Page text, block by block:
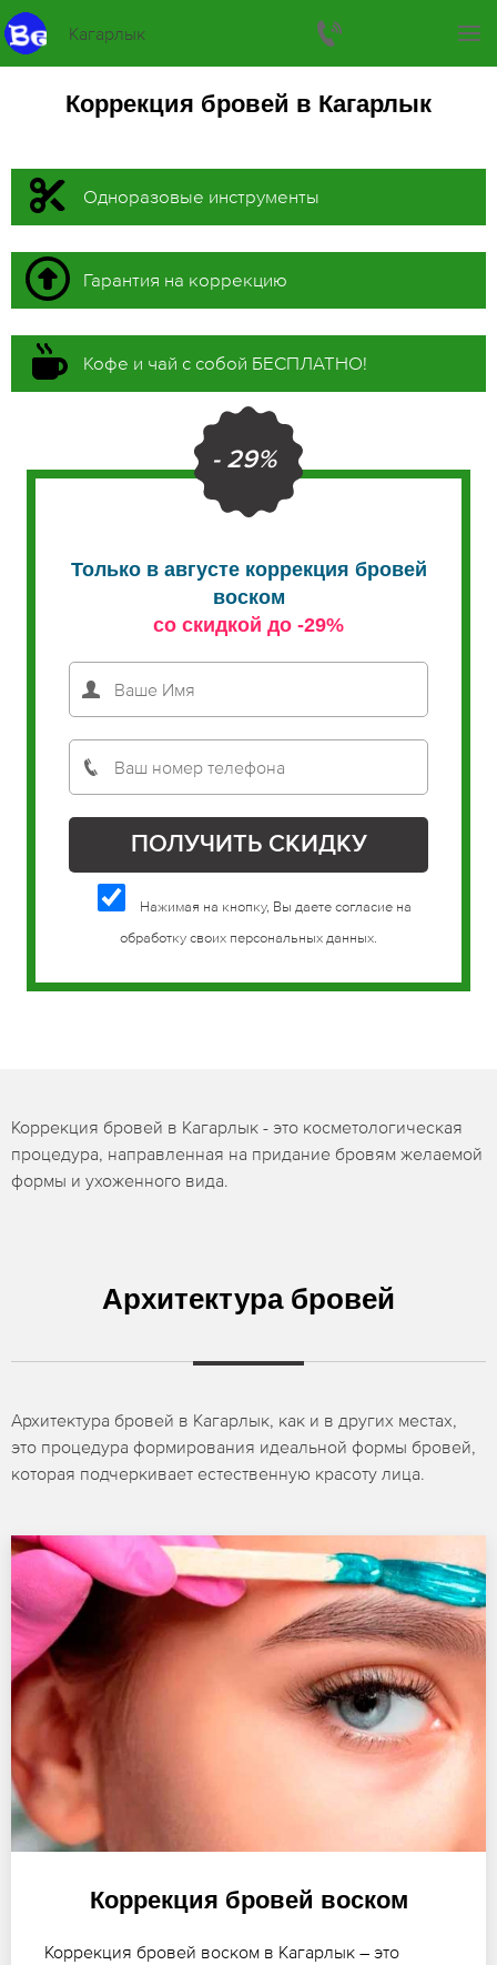
Кагарлык
Коррекция бровей в Кагарлык
Одноразовые инструменты
Гарантия на коррекцию
Кофе и чай с собой БЕСПЛАТНО!
- 29%
Только в августе коррекция бровей
воском
со скидкой до -29%
Нажимая на кнопку, Вы даете согласие на
обработку своих персональных данных.
Коррекция бровей в Кагарлык - это косметологическая
процедура, направленная на придание бровям желаемой
формы и ухоженного вида.
Архитектура бровей
Архитектура бровей в Кагарлык, как и в других местах,
это процедура формирования идеальной формы бровей,
которая подчеркивает естественную красоту лица.
Коррекция бровей воском
Коррекция бровей воском в Кагарлык – это